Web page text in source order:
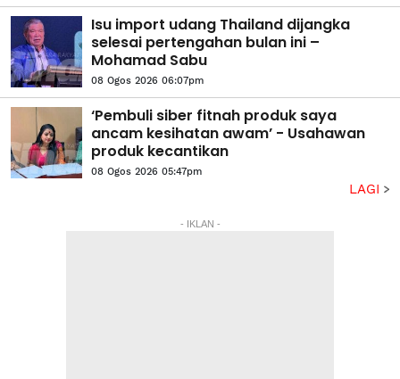
Isu import udang Thailand dijangka
selesai pertengahan bulan ini –
Mohamad Sabu
08 Ogos 2026 06:07pm
‘Pembuli siber fitnah produk saya
ancam kesihatan awam’ - Usahawan
produk kecantikan
08 Ogos 2026 05:47pm
LAGI
- IKLAN -